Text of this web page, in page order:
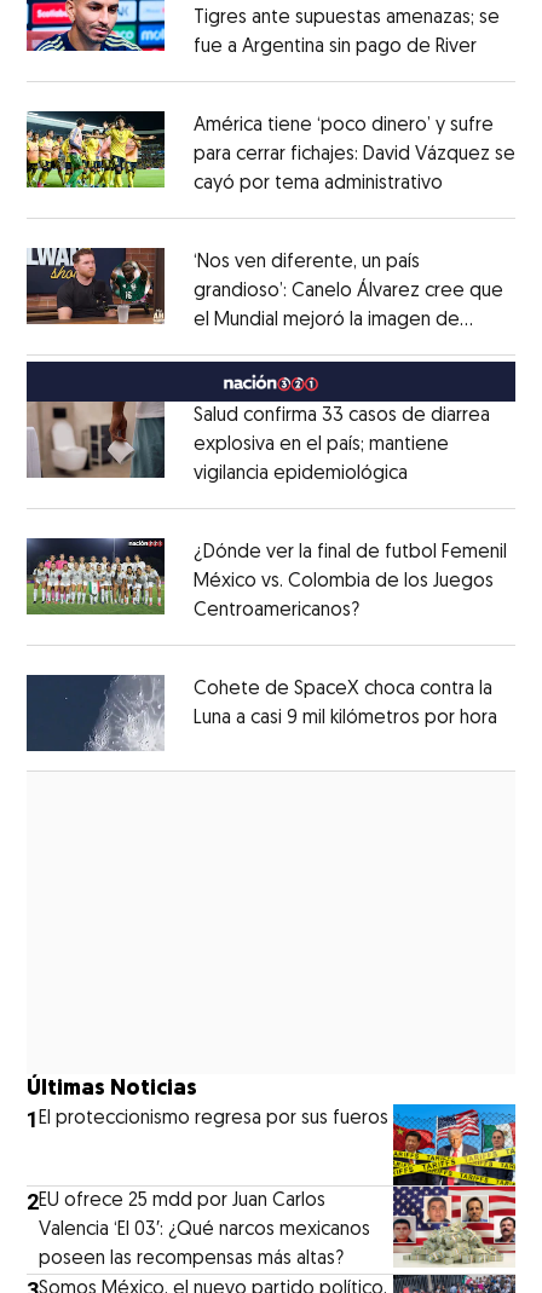
Tigres ante supuestas amenazas; se
fue a Argentina sin pago de RiverOpens
América tiene ‘poco dinero’ y sufre
para cerrar fichajes: David Vázquez se
cayó por tema administrativo
‘Nos ven diferente, un país
grandioso’: Canelo Álvarez cree que
el Mundial mejoró la imagen de
Salud confirma 33 casos de diarrea
explosiva en el país; mantiene
vigilancia epidemiológica
¿Dónde ver la final de futbol Femenil
México vs. Colombia de los Juegos
Centroamericanos?Opens in new
Opens in new window
Cohete de SpaceX choca contra la
Luna a casi 9 mil kilómetros por hora
Últimas Noticias
1El proteccionismo regresa por sus fueros
2EU ofrece 25 mdd por Juan Carlos
Valencia ‘El 03′: ¿Qué narcos mexicanos
poseen las recompensas más altas?